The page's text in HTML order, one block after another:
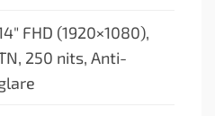
FHD (1920×1080),
250 nits, Anti-